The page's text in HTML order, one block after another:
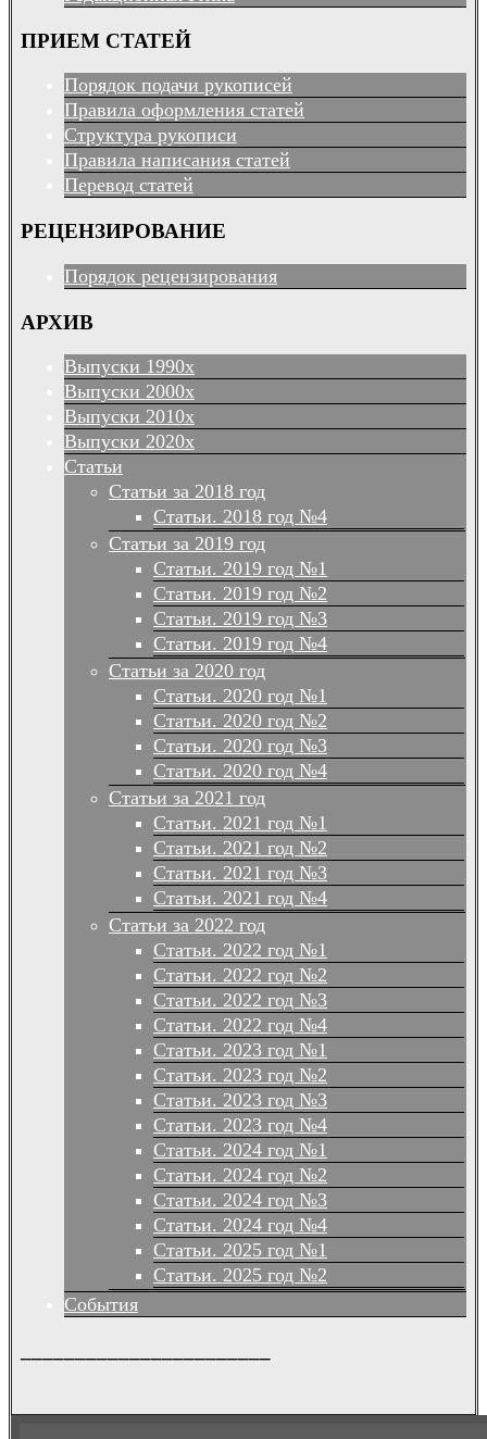
ПРИЕМ СТАТЕЙ
Порядок подачи рукописей
Правила оформления статей
Структура рукописи
Правила написания статей
Перевод статей
РЕЦЕНЗИРОВАНИЕ
Порядок рецензирования
АРХИВ
Выпуски 1990х
Выпуски 2000х
Выпуски 2010х
Выпуски 2020х
Статьи
Статьи за 2018 год
Статьи. 2018 год №4
Статьи за 2019 год
Статьи. 2019 год №1
Статьи. 2019 год №2
Статьи. 2019 год №3
Статьи. 2019 год №4
Статьи за 2020 год
Статьи. 2020 год №1
Статьи. 2020 год №2
Статьи. 2020 год №3
Статьи. 2020 год №4
Статьи за 2021 год
Статьи. 2021 год №1
Статьи. 2021 год №2
Статьи. 2021 год №3
Статьи. 2021 год №4
Статьи за 2022 год
Статьи. 2022 год №1
Статьи. 2022 год №2
Статьи. 2022 год №3
Статьи. 2022 год №4
Статьи. 2023 год №1
Статьи. 2023 год №2
Статьи. 2023 год №3
Статьи. 2023 год №4
Статьи. 2024 год №1
Статьи. 2024 год №2
Статьи. 2024 год №3
Статьи. 2024 год №4
Статьи. 2025 год №1
Статьи. 2025 год №2
События